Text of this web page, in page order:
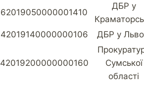
62019050000001410
ДБР у
42019140000000106 ДБР у
42019200000000160
Сумської
області